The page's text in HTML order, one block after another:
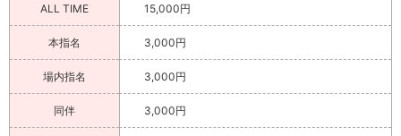
ALL TIME 15,000円
本指名 3,000円
場内指名 3,000円
同伴 3,000円